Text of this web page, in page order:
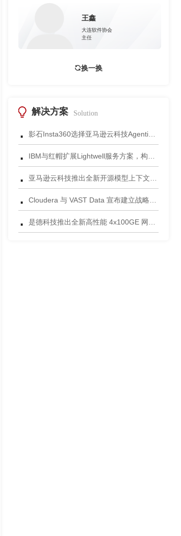
王鑫
大连软件协会
主任
换一换
解决方案 Solution
· 影石Insta360选择亚马逊云科技Agentic AI 正式发布一站式智能成片应用
·
·
·
·